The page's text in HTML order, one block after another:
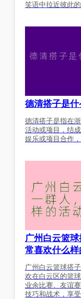
笑语中拉近彼此的
德清搭子是什
德清搭子是指在
活动或项目，结
娱乐或项目合作
广州白云篮
常喜欢什么
广州白云篮球搭
欢在白云区的篮
业余比赛、友谊
技巧和战术，享